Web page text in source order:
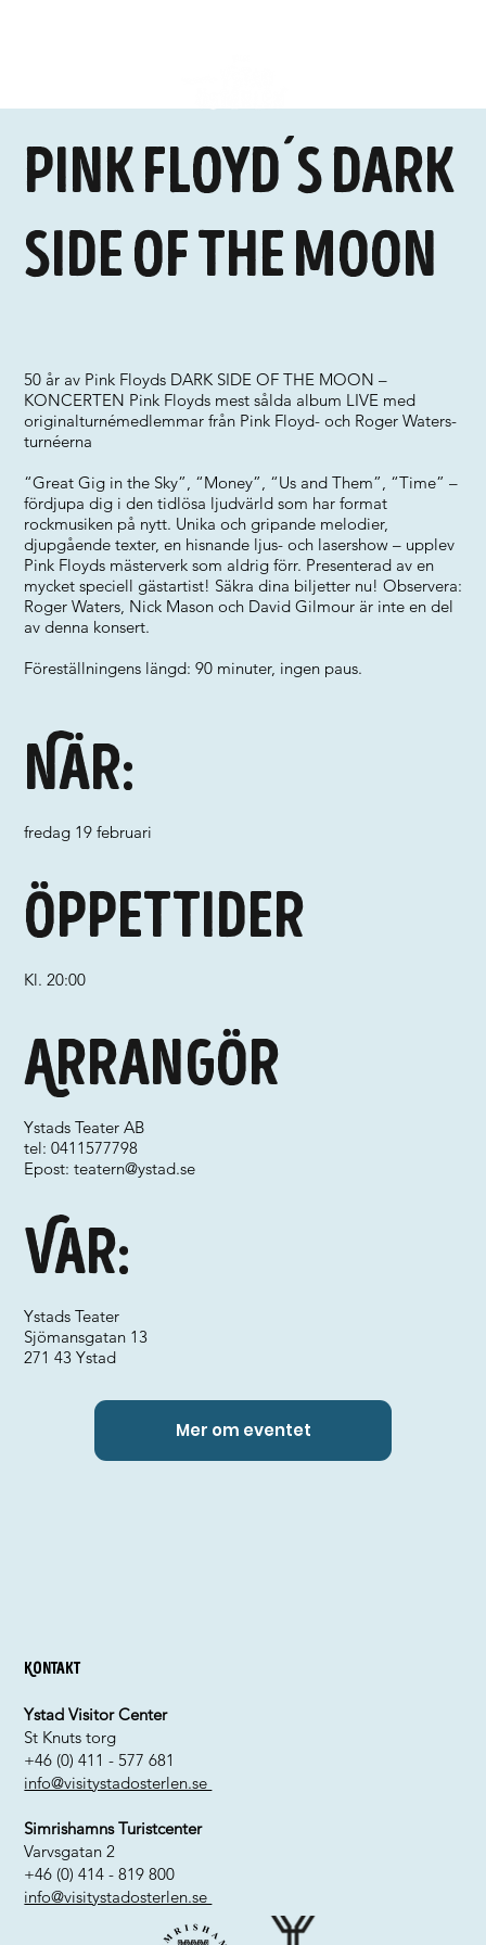
pink floyd´s dark
side of the moon
50 år av Pink Floyds DARK SIDE OF THE MOON –
KONCERTEN Pink Floyds mest sålda album LIVE med
originalturnémedlemmar från Pink Floyd- och Roger Waters-
turnéerna
“Great Gig in the Sky”, “Money”, “Us and Them”, “Time” –
fördjupa dig i den tidlösa ljudvärld som har format
rockmusiken på nytt. Unika och gripande melodier,
djupgående texter, en hisnande ljus- och lasershow – upplev
Pink Floyds mästerverk som aldrig förr. Presenterad av en
mycket speciell gästartist! Säkra dina biljetter nu! Observera:
Roger Waters, Nick Mason och David Gilmour är inte en del
av denna konsert.
Föreställningens längd: 90 minuter, ingen paus.
När:
fredag 19 februari
Var:
Arrangör
Ystads Teater AB
tel: 0411577798
Epost:teatern@ystad.se
Ystads Teater
Sjömansgatan 13
271 43 Ystad
Öppettider
Kl. 20:00
Mer om eventet
Kontakt
Ystad Visitor Center
St Knuts torg
+46 (0) 411 - 577 681
info@visitystadosterlen.se
Simrishamns Turistcenter
Varvsgatan 2
+46 (0) 414 - 819 800
info@visitystadosterlen.se